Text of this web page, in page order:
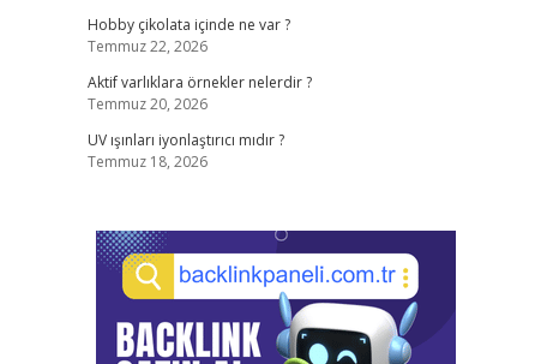
Hobby çikolata içinde ne var ?
Temmuz 22, 2026
Aktif varlıklara örnekler nelerdir ?
Temmuz 20, 2026
UV ışınları iyonlaştırıcı mıdır ?
Temmuz 18, 2026